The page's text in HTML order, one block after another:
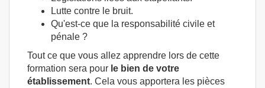
Lutte contre le bruit.
Qu'est-ce que la responsabilité civile et
pénale ?
Tout ce que vous allez apprendre lors de cette
formation sera pour le bien de votre
établissement. Cela vous apportera les pièces